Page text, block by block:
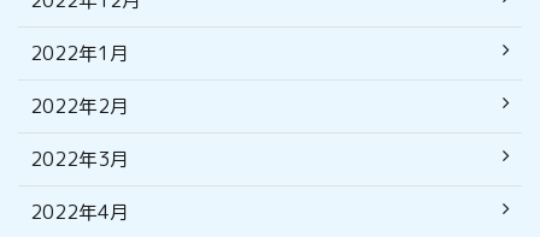
2022年1月
2022年2月
2022年3月
2022年4月